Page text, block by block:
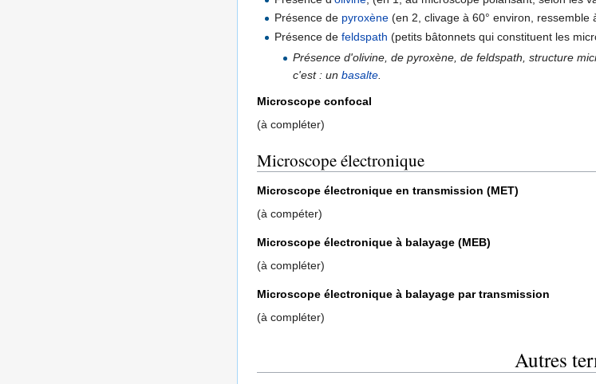
Présence de pyroxène (en 2, clivage à 60° environ, ressemble
Présence defeldspath (petits bâtonnets qui constituent les
Présence d'olivine, de pyroxène, de feldspath, structure
c'est : un basalte.
Microscope confocal
(à compléter)
Microscope électronique
Microscope électronique en transmission (MET)
(à compéter)
Microscope électronique à balayage (MEB)
(à compléter)
Microscope électronique à balayage par transmission
(à compléter)
Autres